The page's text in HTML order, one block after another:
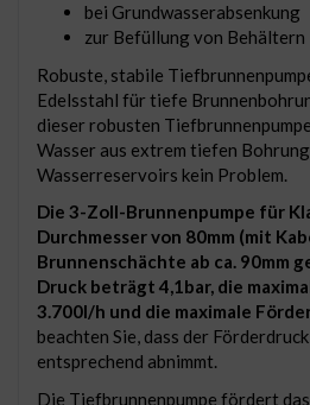
bei Grundwasserabsenkung
zur Befüllung von Behältern
Robuste, stabile
Edelsstahl für tiefe
dieser robusten
Wasser aus extrem tiefen
Wasserreservoirs kein Problem.
Die 3-Zoll-Brunnenpumpe für
Durchmesser von 80mm (mit
Brunnenschächte ab ca. 90mm
Druck beträgt 4,1bar, die
3.700l/h und die maximale
beachten Sie, dass der
entsprechend abnimmt.
Die Tiefbrunnenpumpe fördert